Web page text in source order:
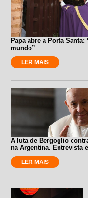
Papa abre a Porta
mundo”
LER MAIS
A luta de Bergoglio
na Argentina. Entrevista
LER MAIS